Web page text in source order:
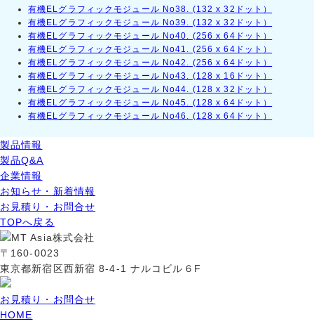
有機ELグラフィックモジュール No38. (132 x 32ドット）
有機ELグラフィックモジュール No39. (132 x 32ドット）
有機ELグラフィックモジュール No40. (256 x 64ドット）
有機ELグラフィックモジュール No41. (256 x 64ドット）
有機ELグラフィックモジュール No42. (256 x 64ドット）
有機ELグラフィックモジュール No43. (128 x 16ドット）
有機ELグラフィックモジュール No44. (128 x 32ドット）
有機ELグラフィックモジュール No45. (128 x 64ドット）
有機ELグラフィックモジュール No46. (128 x 64ドット）
製品情報
製品Q&A
企業情報
お知らせ・新着情報
お見積り・お問合せ
TOPへ戻る
〒160-0023
東京都新宿区西新宿 8-4-1 ナルコビル６F
お見積り・お問合せ
HOME